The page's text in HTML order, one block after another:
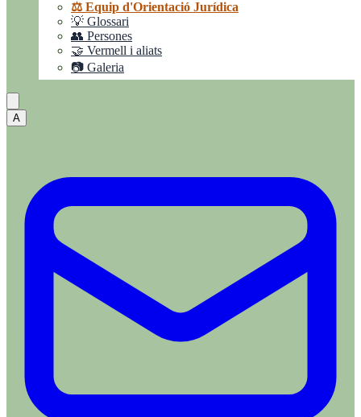
⚖️ Equip d'Orientació Jurídica
💡 Glossari
👥 Persones
🤝 Vermell i aliats
📷 Galeria
A